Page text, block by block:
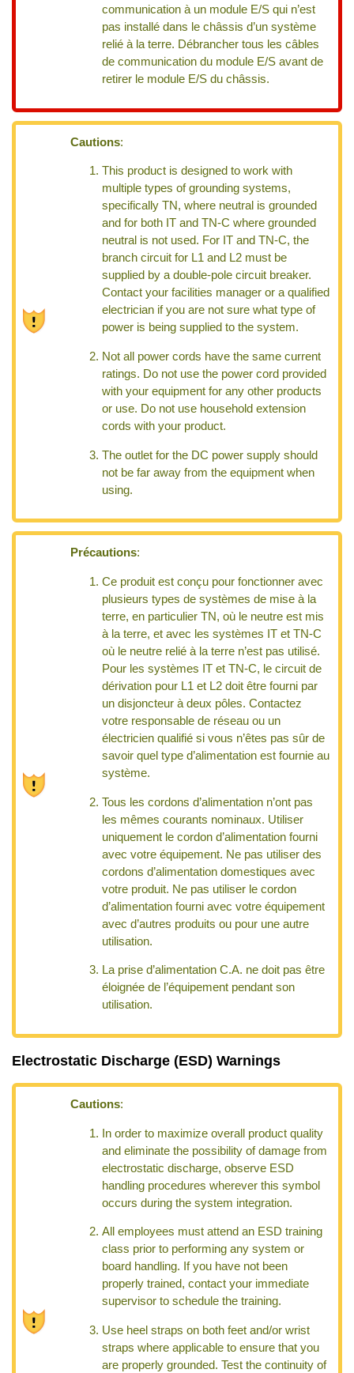
communication à un module E/S qui n’est
pas installé dans le châssis d’un système
relié à la terre. Débrancher tous les câbles
de communication du module E/S avant de
retirer le module E/S du châssis.
Cautions:
This product is designed to work with
multiple types of grounding systems,
specifically TN, where neutral is grounded
and for both IT and TN-C where grounded
neutral is not used. For IT and TN-C, the
branch circuit for L1 and L2 must be
supplied by a double-pole circuit breaker.
Contact your facilities manager or a qualified
electrician if you are not sure what type of
power is being supplied to the system.
Not all power cords have the same current
ratings. Do not use the power cord provided
with your equipment for any other products
or use. Do not use household extension
cords with your product.
The outlet for the DC power supply should
not be far away from the equipment when
using.
Précautions:
Ce produit est conçu pour fonctionner avec
plusieurs types de systèmes de mise à la
terre, en particulier TN, où le neutre est mis
à la terre, et avec les systèmes IT et TN-C
où le neutre relié à la terre n’est pas utilisé.
Pour les systèmes IT et TN-C, le circuit de
dérivation pour L1 et L2 doit être fourni par
un disjoncteur à deux pôles. Contactez
votre responsable de réseau ou un
électricien qualifié si vous n’êtes pas sûr de
savoir quel type d’alimentation est fournie au
système.
Tous les cordons d’alimentation n’ont pas
les mêmes courants nominaux. Utiliser
uniquement le cordon d’alimentation fourni
avec votre équipement. Ne pas utiliser des
cordons d’alimentation domestiques avec
votre produit. Ne pas utiliser le cordon
d’alimentation fourni avec votre équipement
avec d’autres produits ou pour une autre
utilisation.
La prise d’alimentation C.A. ne doit pas être
éloignée de l’équipement pendant son
utilisation.
Electrostatic Discharge (ESD) Warnings
Cautions:
In order to maximize overall product quality
and eliminate the possibility of damage from
electrostatic discharge, observe ESD
handling procedures wherever this symbol
occurs during the system integration.
All employees must attend an ESD training
class prior to performing any system or
board handling. If you have not been
properly trained, contact your immediate
supervisor to schedule the training.
Use heel straps on both feet and/or wrist
straps where applicable to ensure that you
are properly grounded. Test the continuity of